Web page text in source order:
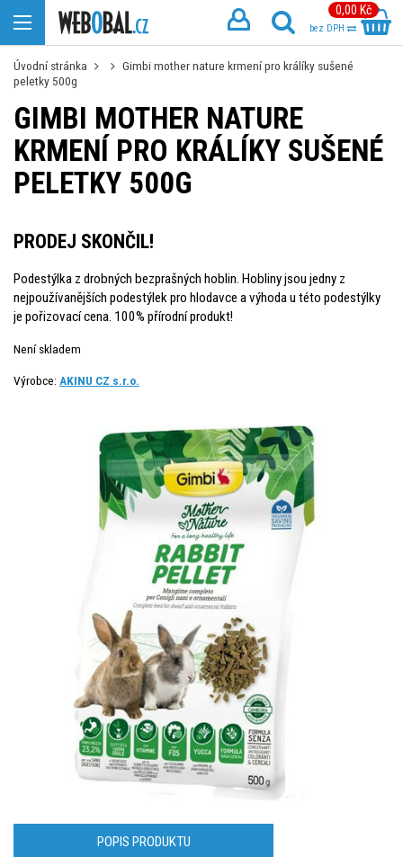
0,00 Kč
bez DPH
Úvodní stránka
Gimbi mother nature krmení pro králíky sušené
peletky 500g
GIMBI MOTHER NATURE
KRMENÍ PRO KRÁLÍKY SUŠENÉ
PELETKY 500G
PRODEJ SKONČIL!
Podestýlka z drobných bezprašných hoblin. Hobliny jsou jedny z
nejpoužívanějších podestýlek pro hlodavce a výhoda u této podestýlky
je pořizovací cena. 100% přírodní produkt!
Není skladem
Výrobce: AKINU CZ s.r.o.
POPIS PRODUKTU